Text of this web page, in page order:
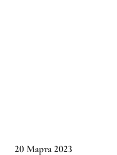
20 Марта 2023